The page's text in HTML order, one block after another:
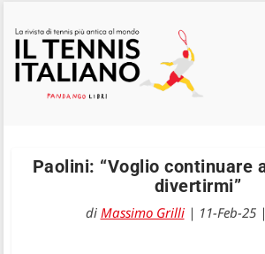
Paolini: “Voglio continuare
divertirmi”
di Massimo Grilli| 11-Feb-25|